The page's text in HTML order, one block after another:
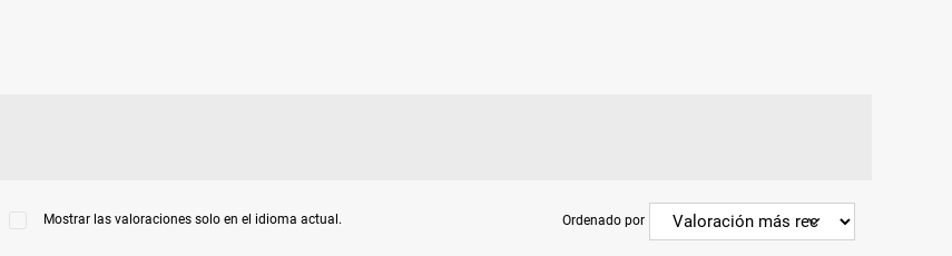
Mostrar las valoraciones solo en el idioma actual. Ordenado por